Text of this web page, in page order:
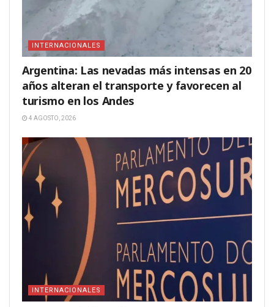
INTERNACIONALES
Argentina: Las nevadas más intensas en 20
años alteran el transporte y favorecen al
turismo en los Andes
4 AGOSTO, 2026
INTERNACIONALES